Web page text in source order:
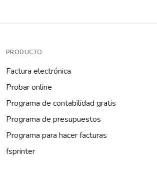
PRODUCTO
Factura electrónica
Probar online
Programa de contabilidad gratis
Programa de presupuestos
Programa para hacer facturas
fsprinter